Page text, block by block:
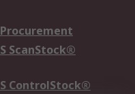
ScanStock®
ControlStock®